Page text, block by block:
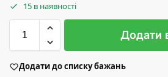
15 в наявності
Додати
Додати до списку бажань